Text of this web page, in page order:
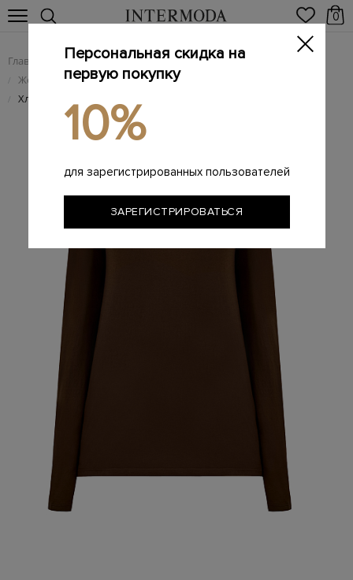
0
Главная Женщинам / Женская одежда
/ Женские футболки
/ Хлопковый лонгслив удлиненного кроя из гладкого джерси
Персональная скидка на
первую покупку
10%
для зарегистрированных пользователей
ЗАРЕГИСТРИРОВАТЬСЯ